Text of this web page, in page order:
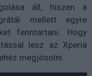
áll, hiszen a
mellett egyre
fenntartani. Hogy
lesz az Xperia
megjósolni.